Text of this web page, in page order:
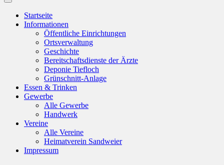
Suchfeld
ein-/ausblenden
Startseite
Informationen
Öffentliche Einrichtungen
Ortsverwaltung
Geschichte
Bereitschaftsdienste der Ärzte
Deponie Tiefloch
Grünschnitt-Anlage
Essen & Trinken
Gewerbe
Alle Gewerbe
Handwerk
Vereine
Alle Vereine
Heimatverein Sandweier
Impressum